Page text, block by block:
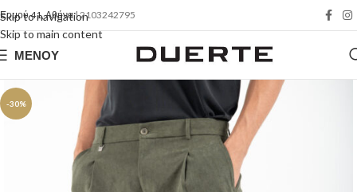
Skip to navigation
Skip to main content
Ερμού 41, Αθήνα| 2103242795
ΜΕΝΟΎ
-30%